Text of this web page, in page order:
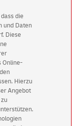
die
und Daten
Diese
Online-
Hierzu
Angebot